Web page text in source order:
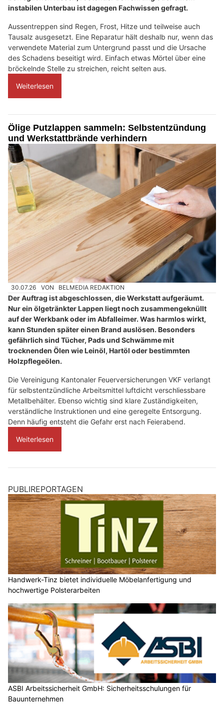
instabilen Unterbau ist dagegen Fachwissen gefragt.
Aussentreppen sind Regen, Frost, Hitze und teilweise auch
Tausalz ausgesetzt. Eine Reparatur hält deshalb nur, wenn das
verwendete Material zum Untergrund passt und die Ursache
des Schadens beseitigt wird. Einfach etwas Mörtel über eine
bröckelnde Stelle zu streichen, reicht selten aus.
Weiterlesen
Ölige Putzlappen sammeln: Selbstentzündung
und Werkstattbrände verhindern
30.07.26 VON BELMEDIA REDAKTION
Der Auftrag ist abgeschlossen, die Werkstatt aufgeräumt.
Nur ein ölgetränkter Lappen liegt noch zusammengeknüllt
auf der Werkbank oder im Abfalleimer. Was harmlos wirkt,
kann Stunden später einen Brand auslösen. Besonders
gefährlich sind Tücher, Pads und Schwämme mit
trocknenden Ölen wie Leinöl, Hartöl oder bestimmten
Holzpflegeölen.
Die Vereinigung Kantonaler Feuerversicherungen VKF verlangt
für selbstentzündliche Arbeitsmittel luftdicht verschliessbare
Metallbehälter. Ebenso wichtig sind klare Zuständigkeiten,
verständliche Instruktionen und eine geregelte Entsorgung.
Denn häufig entsteht die Gefahr erst nach Feierabend.
Weiterlesen
PUBLIREPORTAGEN
Handwerk-Tinz bietet individuelle Möbelanfertigung und
hochwertige Polsterarbeiten
ASBI Arbeitssicherheit GmbH: Sicherheitsschulungen für
Bauunternehmen